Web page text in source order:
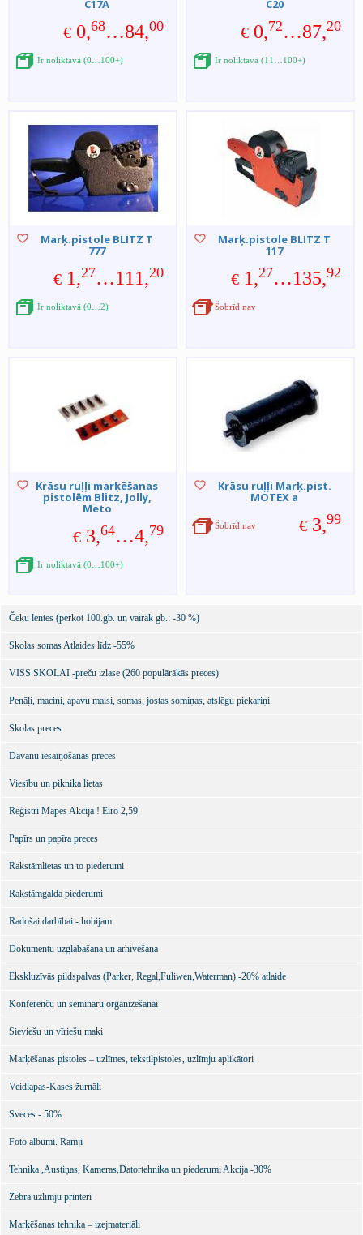
C17A
€ 0,68…84,00
Ir noliktavā (0…100+)
C20
€ 0,72…87,20
Ir noliktavā (11…100+)
Marķ.pistole BLITZ T
777
€ 1,27…111,20
Ir noliktavā (0…2)
Marķ.pistole BLITZ T
117
€ 1,27…135,92
Šobrīd nav
Krāsu ruļļi marķēšanas
pistolēm Blitz, Jolly,
Meto
€ 3,64…4,79
Ir noliktavā (0…100+)
Krāsu ruļļi Marķ.pist.
MOTEX a
€ 3,99
Šobrīd nav
Čeku lentes (pērkot 100.gb. un vairāk gb.: -30 %)
Skolas somas Atlaides līdz -55%
VISS SKOLAI -preču izlase (260 populārākās preces)
Penāļi, maciņi, apavu maisi, somas, jostas somiņas, atslēgu piekariņi
Skolas preces
Dāvanu iesaiņošanas preces
Viesību un piknika lietas
Reģistri Mapes Akcija ! Eiro 2,59
Papīrs un papīra preces
Rakstāmlietas un to piederumi
Rakstāmgalda piederumi
Radošai darbībai - hobijam
Dokumentu uzglabāšana un arhivēšana
Ekskluzīvās pildspalvas (Parker, Regal,Fuliwen,Waterman) -20% atlaide
Konferenču un semināru organizēšanai
Sieviešu un vīriešu maki
Marķēšanas pistoles – uzlīmes, tekstilpistoles, uzlīmju aplikātori
Veidlapas-Kases žurnāli
Sveces - 50%
Foto albumi. Rāmji
Tehnika ,Austiņas, Kameras,Datortehnika un piederumi Akcija -30%
Zebra uzlīmju printeri
Marķēšanas tehnika – izejmateriāli